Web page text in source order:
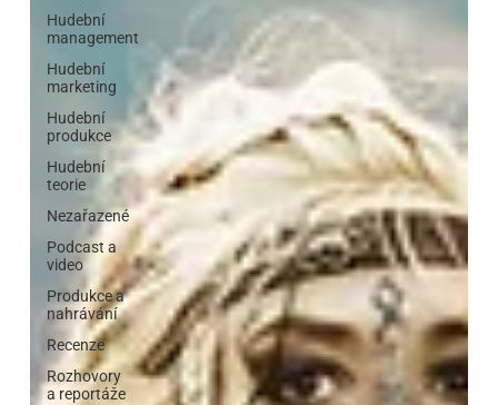
Hudební
management
Hudební
marketing
Hudební
produkce
Hudební
teorie
Nezařazené
Podcast a
video
Produkce a
nahrávání
Recenze
Rozhovory
a reportáže